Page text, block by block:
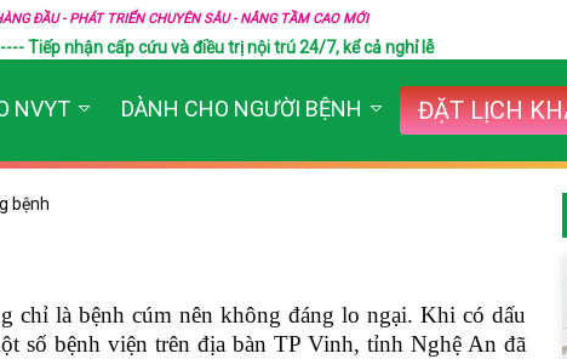
ĐẦU - PHÁT TRIỂN CHUYÊN SÂU - NÂNG TẦM CAO MỚI
Tiếp nhận cấp cứu và điều trị nội trú 24/7, kể cả nghỉ lễ
NVYT DÀNH CHO NGƯỜI BỆNH ĐẶT LỊCH
bệnh
chỉ là bệnh cúm nên không đáng lo ngại. Khi có dấu
số bệnh viện trên địa bàn TP Vinh, tỉnh Nghệ An đã